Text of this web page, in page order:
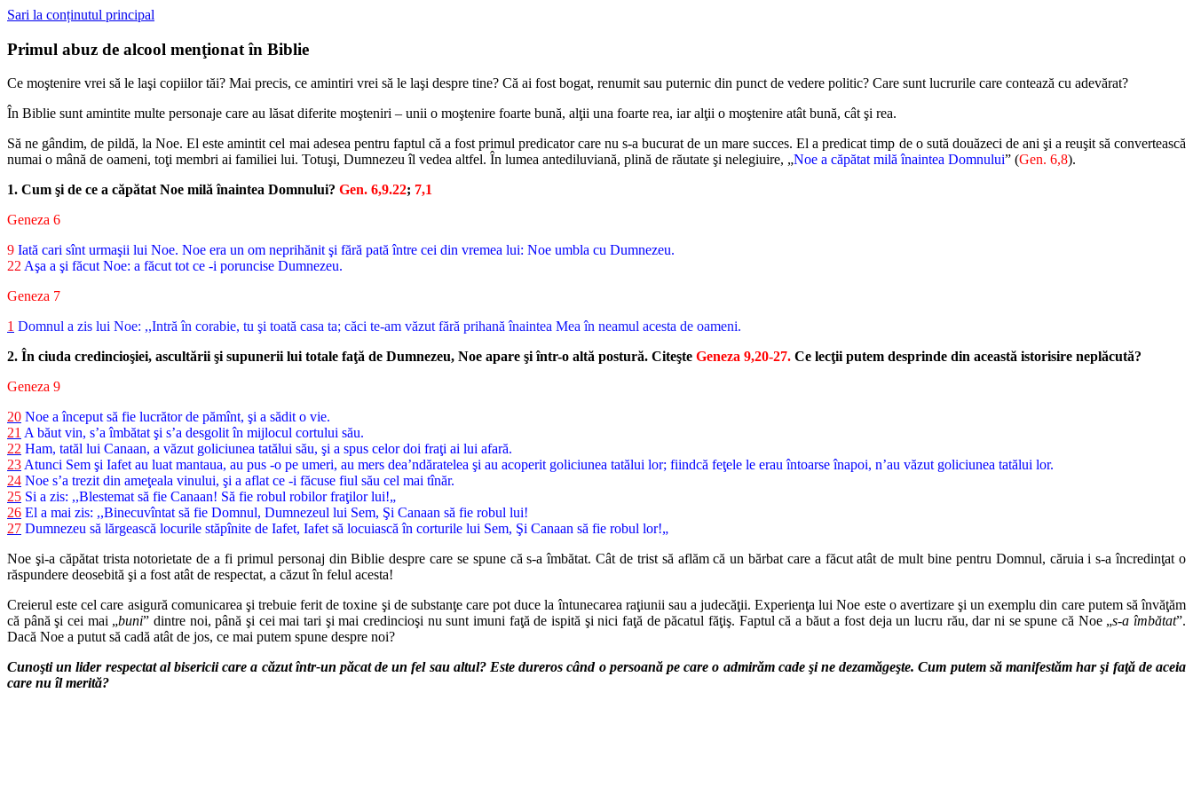
Sari la conținutul principal
Primul abuz de alcool menţionat în Biblie
Ce moştenire vrei să le laşi copiilor tăi? Mai precis, ce amintiri vrei să le laşi despre tine? Că ai fost bogat, renumit sau puternic din punct de vedere politic? Care sunt lucrurile care contează cu adevărat?
În Biblie sunt amintite multe personaje care au lăsat diferite moşteniri – unii o moştenire foarte bună, alţii una foarte rea, iar alţii o moştenire atât bună, cât şi rea.
Să ne gândim, de pildă, la Noe. El este amintit cel mai adesea pentru faptul că a fost primul predicator care nu s-a bucurat de un mare succes. El a predicat timp de o sută douăzeci de ani şi a reuşit să convertească
numai o mână de oameni, toţi membri ai familiei lui. Totuşi, Dumnezeu îl vedea altfel. În lumea antediluviană, plină de răutate şi nelegiuire, „Noe a căpătat milă înaintea Domnului” (Gen. 6,8).
1. Cum şi de ce a căpătat Noe milă înaintea Domnului? Gen. 6,9.22; 7,1
Geneza 6
9 Iată cari sînt urmaşii lui Noe. Noe era un om neprihănit şi fără pată între cei din vremea lui: Noe umbla cu Dumnezeu.
22Aşa a şi făcut Noe: a făcut tot ce -i poruncise Dumnezeu.
Geneza 7
1 Domnul a zis lui Noe: ,,Intră în corabie, tu şi toată casa ta; căci te-am văzut fără prihană înaintea Mea în neamul acesta de oameni.
2. În ciuda credincioşiei, ascultării şi supunerii lui totale faţă de Dumnezeu, Noe apare şi într-o altă postură. Citeşte Geneza 9,20-27. Ce lecţii putem desprinde din această istorisire neplăcută?
Geneza 9
20 Noe a început să fie lucrător de pămînt, şi a sădit o vie.
21 A băut vin, s’a îmbătat şi s’a desgolit în mijlocul cortului său.
22 Ham, tatăl lui Canaan, a văzut goliciunea tatălui său, şi a spus celor doi fraţi ai lui afară.
23Atunci Sem şi Iafet au luat mantaua, au pus -o pe umeri, au mers dea’ndăratelea şi au acoperit goliciunea tatălui lor; fiindcă feţele le erau întoarse înapoi, n’au văzut goliciunea tatălui lor.
24 Noe s’a trezit din ameţeala vinului, şi a aflat ce -i făcuse fiul său cel mai tînăr.
25 Si a zis: ,,Blestemat să fie Canaan! Să fie robul robilor fraţilor lui!„
26 El a mai zis: ,,Binecuvîntat să fie Domnul, Dumnezeul lui Sem, Şi Canaan să fie robul lui!
27 Dumnezeu să lărgească locurile stăpînite de Iafet, Iafet să locuiască în corturile lui Sem, Şi Canaan să fie robul lor!„
Noe şi-a căpătat trista notorietate de a fi primul personaj din Biblie despre care se spune că s-a îmbătat. Cât de trist să aflăm că un bărbat care a făcut atât de mult bine pentru Domnul, căruia i s-a încredinţat o
răspundere deosebită şi a fost atât de respectat, a căzut în felul acesta!
Creierul este cel care asigură comunicarea şi trebuie ferit de toxine şi de substanţe care pot duce la întunecarea raţiunii sau a judecăţii. Experienţa lui Noe este o avertizare şi un exemplu din care putem să învăţăm
că până şi cei mai „buni” dintre noi, până şi cei mai tari şi mai credincioşi nu sunt imuni faţă de ispită şi nici faţă de păcatul făţiş. Faptul că a băut a fost deja un lucru rău, dar ni se spune că Noe „s-a îmbătat”.
Dacă Noe a putut să cadă atât de jos, ce mai putem spune despre noi?
Cunoşti un lider respectat al bisericii care a căzut într-un păcat de un fel sau altul? Este dureros când o persoană pe care o admirăm cade şi ne dezamăgeşte. Cum putem să manifestăm har şi faţă de aceia
care nu îl merită?